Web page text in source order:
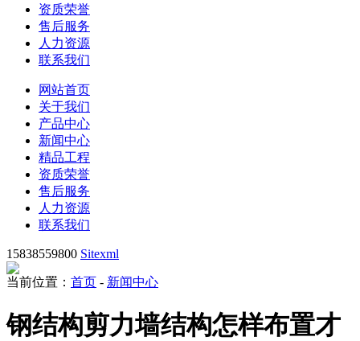
资质荣誉
售后服务
人力资源
联系我们
网站首页
关于我们
产品中心
新闻中心
精品工程
资质荣誉
售后服务
人力资源
联系我们
15838559800 Sitexml
当前位置： 首页 - 新闻中心
钢结构剪力墙结构怎样布置才